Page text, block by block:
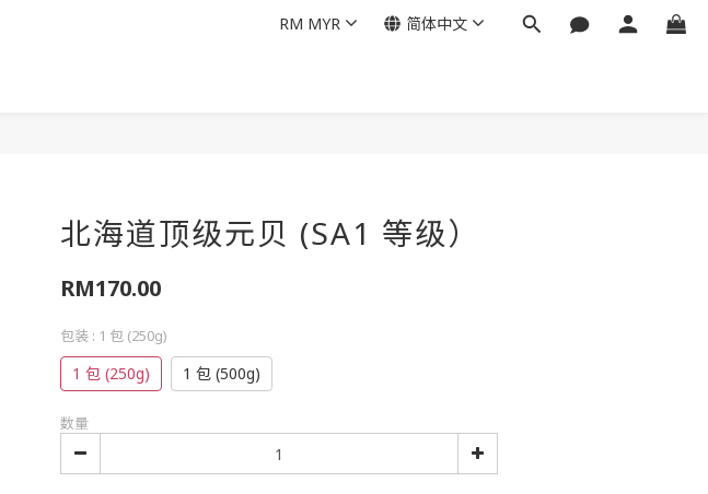
RM MYR 简体中文
北海道顶级元贝 (SA1 等级）
RM170.00
包装 : 1 包 (250g)
1 包 (250g) 1 包 (500g)
数量